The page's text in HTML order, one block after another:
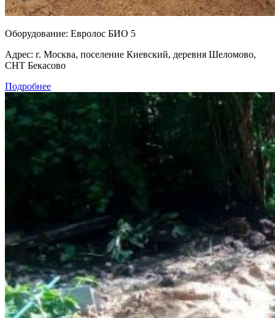
Оборудование: Евролос БИО 5
Адрес: г. Москва, поселение Киевский, деревня Шеломово,
СНТ Бекасово
Подробнее